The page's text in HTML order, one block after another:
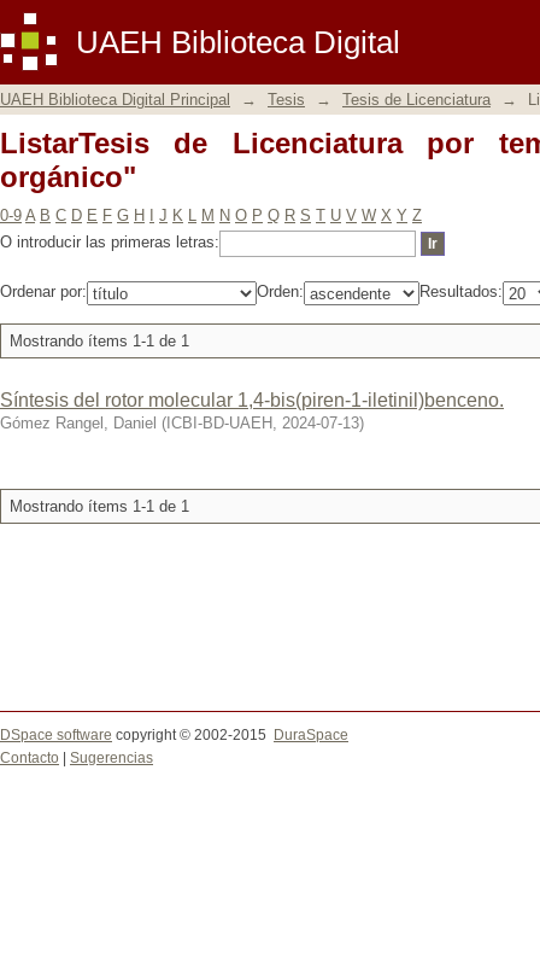
UAEH Biblioteca Digital
ListarTesis de Licenciatura por tema
UAEH Biblioteca Digital Principal → Tesis → Tesis de Licenciatura →
ListarTesis de Licenciatura por
orgánico"
0-9 A B C D E F G H J K L M N O P Q R S T U V W X Y Z
O introducir las primeras letras:
Ordenar por: Orden: Resultados:
Mostrando ítems 1-1 de 1
Síntesis del rotor molecular 1,4-bis(piren-1-iletinil)benceno.
Gómez Rangel, Daniel ( ICBI-BD-UAEH , 2024-07-13)
Mostrando ítems 1-1 de 1
DSpace software copyright © 2002-2015
DuraSpace
Contacto
Sugerencias